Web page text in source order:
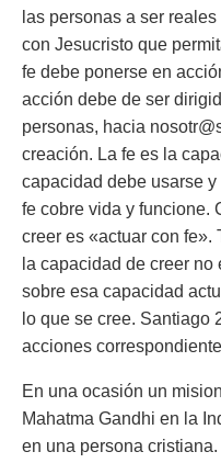
las personas a ser
con Jesucristo que
fe debe ponerse en
acción debe de ser
personas, hacia
creación. La fe es la
capacidad debe usarse
fe cobre vida y funcione.
creer es «actuar con fe».
la capacidad de creer
sobre esa capacidad
lo que se cree. Santiago
acciones
En una ocasión un
Mahatma Gandhi en la
en una persona